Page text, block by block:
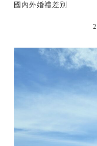
國內外婚禮差別